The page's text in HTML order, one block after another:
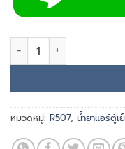
จำนวน น้ำยาแอร์ DBB
หมวดหมู่: R507, น้ำยาแอร์ตู้เ